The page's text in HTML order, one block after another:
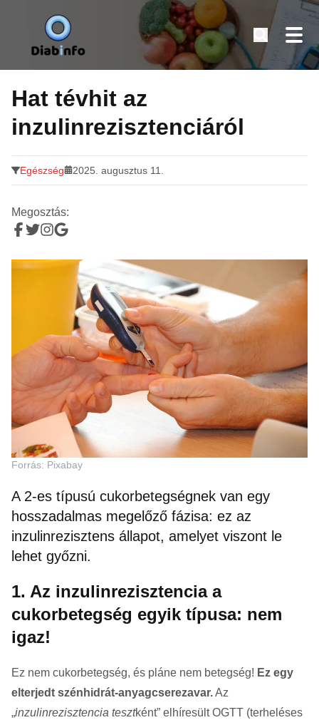
Tovább
tartalomra
Diabinfo.hu – Információk cukorbetegeknek
Hat tévhit az
inzulinrezisztenciáról
Egészség 2025. augusztus 11.
Megosztás:
Forrás: Pixabay
A 2-es típusú cukorbetegségnek van egy
hosszadalmas megelőző fázisa: ez az
inzulinrezisztens állapot, amelyet viszont le
lehet győzni.
1. Az inzulinrezisztencia a
cukorbetegség egyik típusa: nem
igaz!
Ez nem cukorbetegség, és pláne nem betegség! Ez egy
elterjedt szénhidrát-anyagcserezavar.Az
„inzulinrezisztencia tesztként” elhíresült OGTT (terheléses